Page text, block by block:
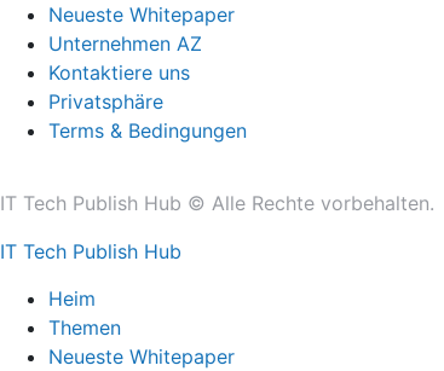
Neueste Whitepaper
Unternehmen AZ
Kontaktiere uns
Privatsphäre
Terms & Bedingungen
IT Tech Publish Hub © Alle Rechte vorbehalten.
IT Tech Publish Hub
Heim
Themen
Neueste Whitepaper